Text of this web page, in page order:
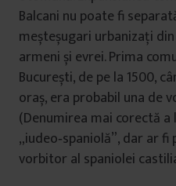
Balcani nu poate fi
meșteșugari urbanizaţi
armeni și evrei. Prima
București, de pe la 1500,
oraș, era probabil una de
(Denumirea mai corectă
„iudeo‑spaniolă”, dar ar
vorbitor al spaniolei